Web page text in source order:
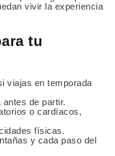
vivir la experiencia
tu
viajas en temporada
de partir.
o cardíacos,
físicas.
y cada paso del